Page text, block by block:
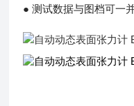
● 测试数据与图档可一